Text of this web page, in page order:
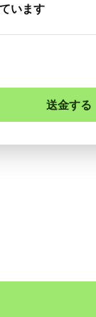
います
送金する